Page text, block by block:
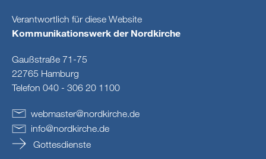
Verantwortlich für diese Website
Kommunikationswerk der Nordkirche
Gaußstraße 71-75
22765 Hamburg
Telefon 040 - 306 20 1100
webmaster@nordkirche.de
info@nordkirche.de
Gottesdienste